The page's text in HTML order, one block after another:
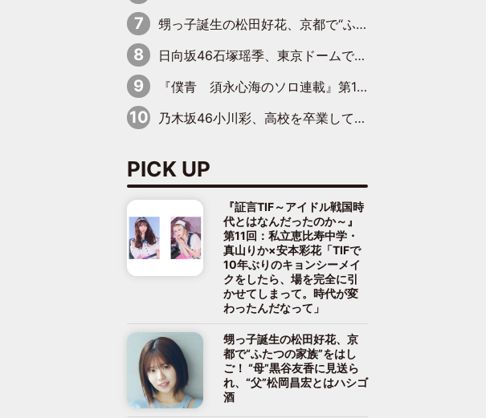
甥っ子誕生の松田好花、京都で“ふたつの家族”をはしご！ “母”黒谷友香に見送られ、“父”松岡昌宏とはハシゴ酒
日向坂46石塚瑶季、東京ドームで“観戦バレ”！ ナイツ・塙も認めた「巨人に詳しすぎるアイドル」は元VENUSスクール生で杉内コーチ推し⁉
『僕青 須永心海のソロ連載』第18回：「バーゲンセールハンターみうな inしまむら」編
乃木坂46小川彩、高校を卒業して初めてのグラビア「大人になった感じがしました(笑)」
PICK UP
『証言TIF～アイドル戦国時
代とはなんだったのか～』
第11回：私立恵比寿中学・
真山りか×安本彩花「TIFで
10年ぶりのキョンシーメイ
クをしたら、場を完全に引
かせてしまって。時代が変
わったんだなって」
甥っ子誕生の松田好花、京
都で“ふたつの家族”をはし
ご！ “母”黒谷友香に見送ら
れ、“父”松岡昌宏とはハシゴ
酒